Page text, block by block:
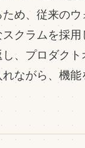
め、従来の
クラムを採
、プロダク
ながら、機